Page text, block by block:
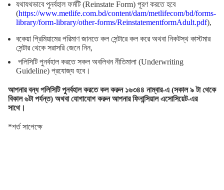
যথাযথভাবে পুনর্বহাল ফর্মটি (Reinstate Form) পূরণ করতে হবে
(https://www.metlife.com.bd/content/dam/metlifecom/bd/forms-
library/form-library/other-forms/ReinstatementformAdult.pdf),
বকেয়া প্রিমিয়ামের পরিমাণ জানতে কল সেন্টারে কল করে অথবা নিকটস্থ কাস্টমার
সেন্টার থেকে সরাসরি জেনে নিন,
পলিসিটি পুনর্বহাল করতে সকল অবলিখন নীতিমালা (Underwriting
Guideline) প্রযোজ্য হবে।
আপনার বন্ধ পলিসিটি পুনর্বহাল করতে কল করুন ১৬৩৪৪ নাম্বার-এ (সকাল ৯ টা থেকে
বিকাল ৬টা পর্যন্ত) অথবা যোগাযোগ করুন আপনার ফিনান্সিয়াল এসোসিয়েট-এর
সাথে।
*শর্ত সাপেক্ষে